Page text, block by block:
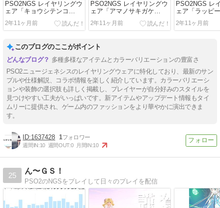
PSO2NGS レイヤリングウ
ェア「キョウシテンコ
[Se]」系サンプルページ
2年11ヶ月前
PSO2NGS レイヤリングウ
ェア「アマノサキガケ
[Ba]」系サンプルページ
2年11ヶ月前
PSO2NGS レ
ェア「ラッピ
T2[Ou]」系サ
2年11ヶ月前
このブログのここがポイント
多種多様なアイテムとカラーバリエーションの豊富さ
PSO2ニュージェネシスのレイヤリングウェアに特化しており、最新のサン
プルや仕様解説、コラボ情報を楽しく紹介しています。カラーバリエーシ
ョンや装飾の選択肢も詳しく掲載し、プレイヤーが自分好みのスタイルを
見つけやすい工夫がいっぱいです。新アイテムやアップデート情報もタイ
ムリーに提供され、ゲーム内のファッションをより華やかに演出できま
す。
1637428 1
週間IN:10 週間OUT:0 月間IN:10
25
ん〜ＧＳ！
PSO2のNGSをプレイして日々のプレイを配信